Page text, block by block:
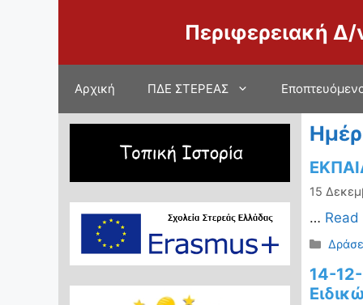
Περιφερειακή
Αρχική ΠΔΕ ΣΤΕΡΕΑΣ
15
… Read
14-